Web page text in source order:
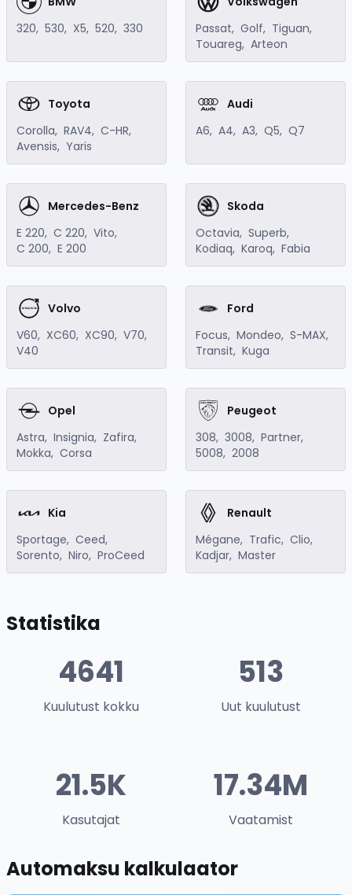
320, 530, X5, 520, 330
Passat, Golf, Tiguan,
Touareg, Arteon
Toyota
Corolla, RAV4, C-HR,
Avensis, Yaris
Audi
A6, A4, A3, Q5, Q7
Mercedes-Benz
E 220, C 220, Vito,
C 200, E 200
Skoda
Octavia, Superb,
Kodiaq, Karoq, Fabia
Volvo
V60, XC60, XC90, V70,
V40
Ford
Focus, Mondeo, S-MAX,
Transit, Kuga
Opel
Astra, Insignia, Zafira,
Mokka, Corsa
Peugeot
308, 3008, Partner,
5008, 2008
Kia
Sportage, Ceed,
Sorento, Niro, ProCeed
Renault
Mégane, Trafic, Clio,
Kadjar, Master
Statistika
4641
Kuulutust kokku
513
Uut kuulutust
21.5K
Kasutajat
17.34M
Vaatamist
Automaksu kalkulaator